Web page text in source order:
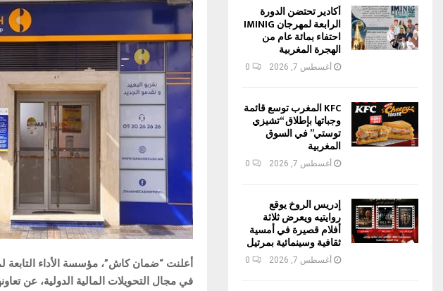
أعلنت “ضمان كاش”، مؤسسة الأداء التابعة
في مجال التحويلات المالية الدولية، عن
أكادير تحتضن الدورة
الرابعة لمهرجان IMINIG
احتفاء بمائة عام من
الهجرة المغربية
أغسطس 7, 2026 0
KFC المغرب توسع قائمة
وجباتها بإطلاق “تشيزي
توستي” في السوق
المغربية
أغسطس 7, 2026 0
إدريس الروخ يوقع
روايتيه ويعرض ثلاثة
أفلام قصيرة في أمسية
ثقافية وسينمائية بمرتيل
أغسطس 7, 2026 0